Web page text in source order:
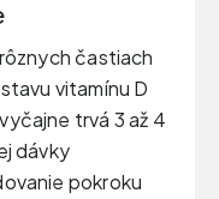
častiach
vitamínu D
trvá 3 až 4
dávky
pokroku